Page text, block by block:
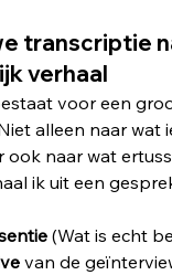
transcriptie
verhaal
voor een
alleen naar wat
ook naar wat
ik uit een
(Wat is echt
van de